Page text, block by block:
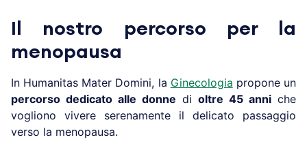
Il nostro percorso per la
menopausa
In Humanitas Mater Domini, la Ginecologia propone un
percorso dedicato alle donne di oltre 45 anni che
vogliono vivere serenamente il delicato passaggio
verso la menopausa.